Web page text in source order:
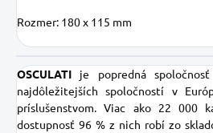
Rozmer: 180 x 115 mm
OSCULATI je popredná
najdôležitejších spoločností v
príslušenstvom. Viac ako 22 000
dostupnosť 96 % z nich robí zo